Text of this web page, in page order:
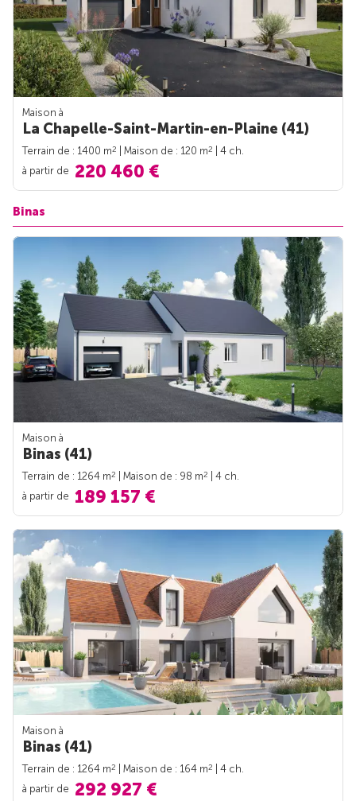
Maison à
La Chapelle-Saint-Martin-en-Plaine (41)
Terrain de : 1400 m2 | Maison de : 120 m2
| 4 ch.
à partir de 220 460 €
Binas
Maison à
Binas (41)
Terrain de : 1264 m2 | Maison de : 98 m2
| 4 ch.
à partir de 189 157 €
Maison à
Binas (41)
Terrain de : 1264 m2 | Maison de : 164 m2
| 4 ch.
à partir de 292 927 €